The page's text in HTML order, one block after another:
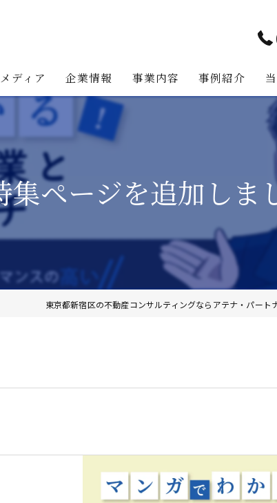
メディア 企業情報
アテナ・パートナーズの強み
経営理念
事業内容
不動産事業
不動産投資助言業務
建築事業
地主様・資産家向けサービス
ビルオーナー向け
事例紹介
集ページを追加しま
東京都新宿区の不動産コンサルティングならアテナ・パート